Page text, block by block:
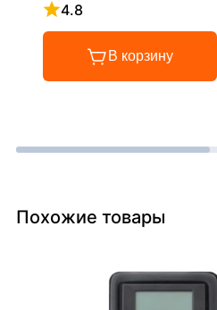
4.8
Рейтинг 4.8 из 5
В корзину
Похожие товары